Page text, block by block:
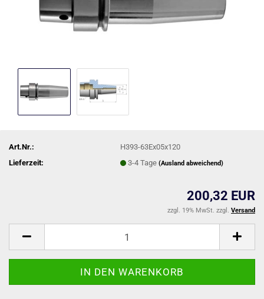
Art.Nr.:
H393-63Ex05x120
Lieferzeit:
3-4 Tage(Ausland abweichend)
200,32 EUR
zzgl. 19% MwSt. zzgl. Versand